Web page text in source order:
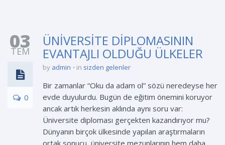
03
TEM
0
ÜNİVERSİTE DİPLOMASININ
EVANTAJLI OLDUĞU ÜLKELER
by admin in sizden gelenler
Bir zamanlar “Oku da adam ol” sözü neredeyse her
evde duyulurdu. Bugün de eğitim önemini koruyor
ancak artık herkesin aklında aynı soru var:
Üniversite diploması gerçekten kazandırıyor mu?
Dünyanın birçok ülkesinde yapılan araştırmaların
ortak sonucu, üniversite mezunlarının hem daha